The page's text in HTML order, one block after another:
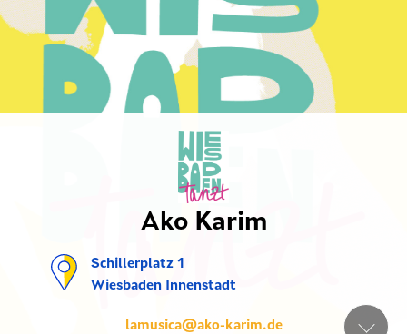
Ako Karim
Schillerplatz 1
Wiesbaden Innenstadt
lamusica@ako-karim.de